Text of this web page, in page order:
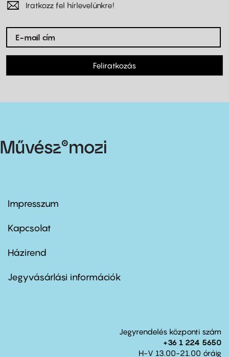
Iratkozz fel hírlevelünkre!
Feliratkozás
Footer
first
Impresszum
Kapcsolat
Footer
second
Házirend
Jegyvásárlási információk
Jegyrendelés központi szám
+36 1 224 5650
H-V 13.00-21.00 óráig